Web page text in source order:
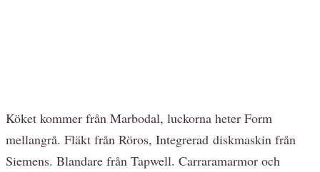
Köket kommer från Marbodal, luckorna heter Form
mellangrå. Fläkt från Röros, Integrerad diskmaskin från
Siemens. Blandare från Tapwell. Carraramarmor och